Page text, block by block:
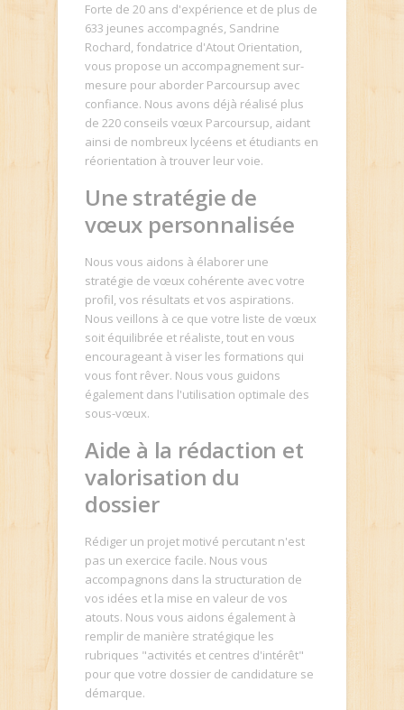
Forte de 20 ans d'expérience et de plus de
633 jeunes accompagnés, Sandrine
Rochard, fondatrice d'Atout Orientation,
vous propose un accompagnement sur-
mesure pour aborder Parcoursup avec
confiance. Nous avons déjà réalisé plus
de 220 conseils vœux Parcoursup, aidant
ainsi de nombreux lycéens et étudiants en
réorientation à trouver leur voie.
Une stratégie de
vœux personnalisée
Nous vous aidons à élaborer une
stratégie de vœux cohérente avec votre
profil, vos résultats et vos aspirations.
Nous veillons à ce que votre liste de vœux
soit équilibrée et réaliste, tout en vous
encourageant à viser les formations qui
vous font rêver. Nous vous guidons
également dans l'utilisation optimale des
sous-vœux.
Aide à la rédaction et
valorisation du
dossier
Rédiger un projet motivé percutant n'est
pas un exercice facile. Nous vous
accompagnons dans la structuration de
vos idées et la mise en valeur de vos
atouts. Nous vous aidons également à
remplir de manière stratégique les
rubriques "activités et centres d'intérêt"
pour que votre dossier de candidature se
démarque.